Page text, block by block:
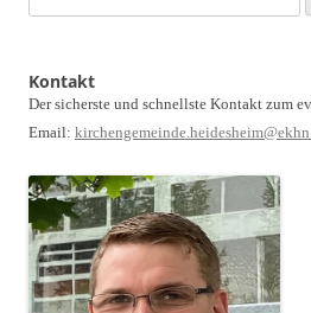
nach:
Kontakt
Der sicherste und schnellste Kontakt zum
Email: